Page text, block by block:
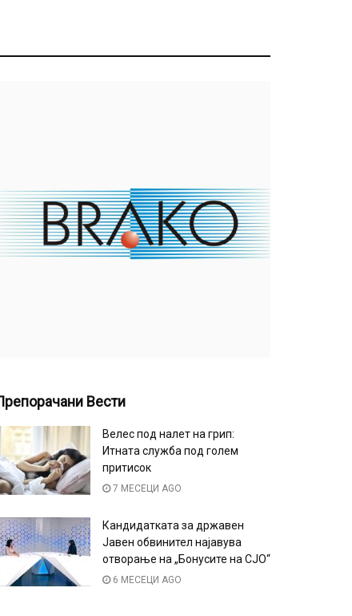
Вести
Велес под налет на грип:
Итната служба под голем
притисок
7 МЕСЕЦИ AGO
Кандидатката за државен
Јавен обвинител најавува
отворање на „Бонусите на СЈО“
6 МЕСЕЦИ AGO